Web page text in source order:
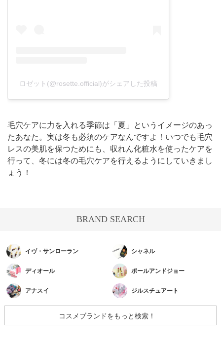
ロゼット(@rosette.official)がシェアした投稿
毛穴ケアに力を入れる季節は「夏」というイメージのあっ
たあなた。実は冬も必須のケアなんですよ！いつでも毛穴
レスの美肌を保つためにも、収れん化粧水を使ったケアを
行って、冬には冬の毛穴ケアを行えるようにしていきまし
ょう！
BRAND SEARCH
イヴ・サンローラン シャネル
ディオール ポールアンドジョー
アナスイ ジルスチュアート
コスメブランドをもっと検索！